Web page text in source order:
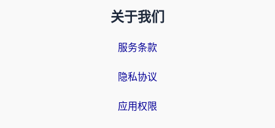
关于我们
服务条款
隐私协议
应用权限